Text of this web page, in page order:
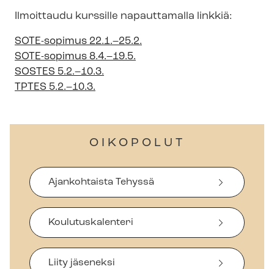
Ilmoittaudu kurssille napauttamalla linkkiä:
SOTE-sopimus 22.1.–25.2.
SOTE-sopimus 8.4.–19.5.
SOSTES 5.2.–10.3.
TPTES 5.2.–10.3.
OIKOPOLUT
Ajankohtaista Tehyssä
Koulutuskalenteri
Liity jäseneksi